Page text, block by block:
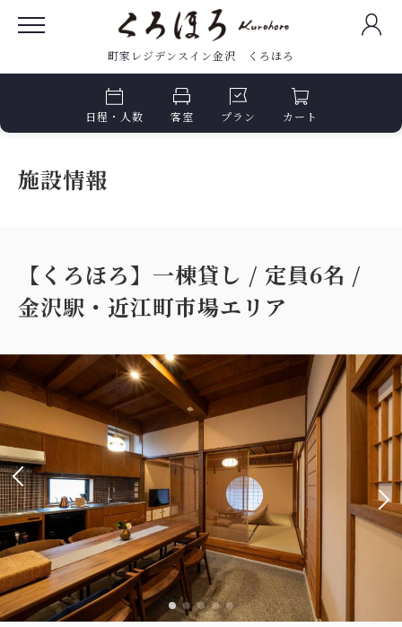
町家レジデンスイン金沢 くろほろ
日程・人数 客室 プラン カート
施設情報
【くろほろ】一棟貸し / 定員6名 /
金沢駅・近江町市場エリア